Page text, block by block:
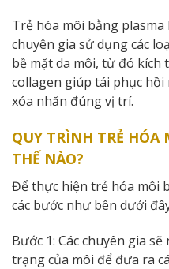
Trẻ hóa môi bằng
chuyên gia sử dụng các
bề mặt da môi, từ đó kích
collagen giúp tái phục hồi
xóa nhăn đúng vị trí.
QUY TRÌNH TRẺ
THẾ NÀO?
Để thực hiện trẻ hóa môi
các bước như bên dưới
Bước 1: Các chuyên gia
trạng của môi để đưa ra